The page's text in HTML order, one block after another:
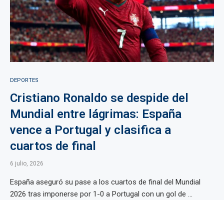
DEPORTES
Cristiano Ronaldo se despide del
Mundial entre lágrimas: España
vence a Portugal y clasifica a
cuartos de final
6 julio, 2026
España aseguró su pase a los cuartos de final del Mundial
2026 tras imponerse por 1-0 a Portugal con un gol de ...